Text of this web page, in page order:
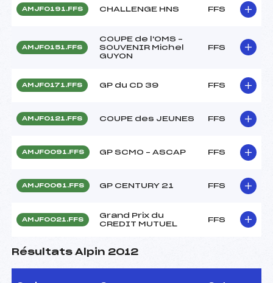
AMJF0191.FFS CHALLENGE HNS FFS
AMJF0151.FFS
COUPE de l'OMS –
SOUVENIR Michel
GUYON
FFS
AMJF0171.FFS GP du CD 39 FFS
AMJF0121.FFS COUPE des JEUNES FFS
AMJF0091.FFS GP SCMO – ASCAP FFS
AMJF0061.FFS GP CENTURY 21 FFS
AMJF0021.FFS
Grand Prix du
CREDIT MUTUEL
FFS
Résultats Alpin 2012